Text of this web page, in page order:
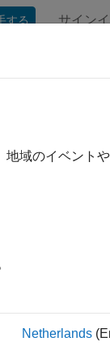
する サイン
パス形
用していて、要
域のイベント
Netherlands